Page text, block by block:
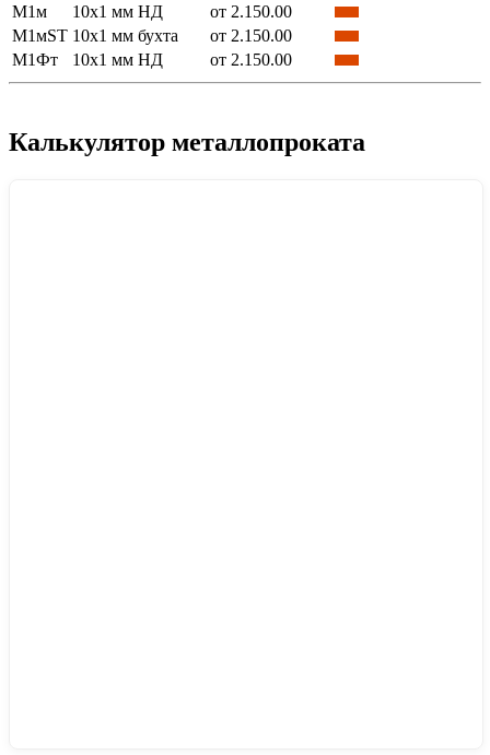
М1м
10x1 мм НД
от 2.150.00
М1мST 10x1 мм бухта
от 2.150.00
М1Фт
10x1 мм НД от 2.150.00
Калькулятор металлопроката